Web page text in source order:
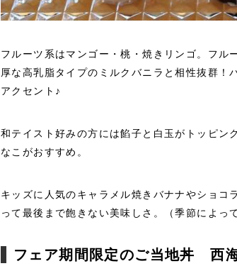
フルーツ系はマンゴー・桃・焼きリンゴ。フル
厚な高乳脂タイプのミルクバニラと相性抜群！
アクセント♪
和テイスト好みの方には餡子と白玉がトッピン
なこがおすすめ。
キッズに人気のキャラメル焼きバナナやショコ
って最後まで飽きない美味しさ。（季節によっ
フェア期間限定のご当地丼 西